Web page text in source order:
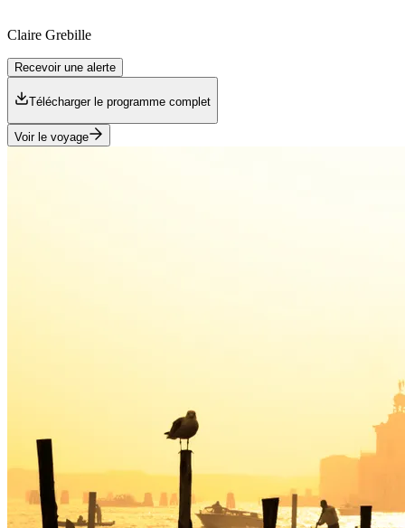
Claire Grebille
Recevoir une alerte
Télécharger le programme complet
Voir le voyage